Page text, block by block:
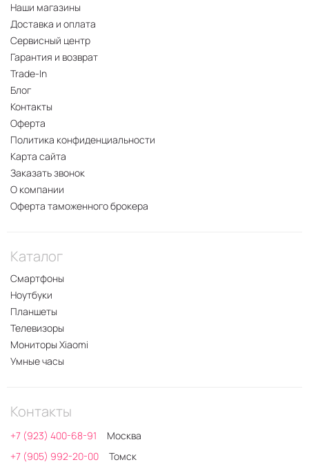
Наши магазины
Доставка и оплата
Сервисный центр
Гарантия и возврат
Trade-In
Блог
Контакты
Оферта
Политика конфиденциальности
Карта сайта
Заказать звонок
О компании
Оферта таможенного брокера
Каталог
Смартфоны
Ноутбуки
Планшеты
Телевизоры
Мониторы Xiaomi
Умные часы
Контакты
+7 (923) 400-68-91
Москва
+7 (905) 992-20-00
Томск